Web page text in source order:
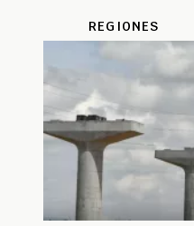
REGIONES